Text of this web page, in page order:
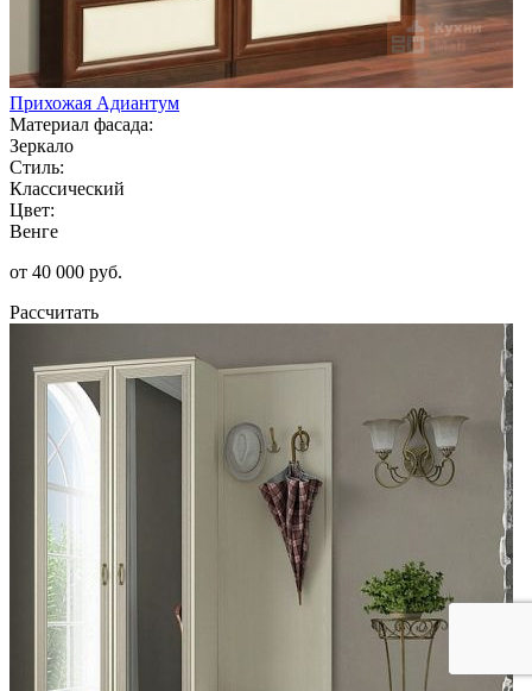
Прихожая Адиантум
Материал фасада:
Зеркало
Стиль:
Классический
Цвет:
Венге
от 40 000 руб.
Рассчитать